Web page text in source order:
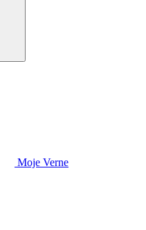
Moje Verne